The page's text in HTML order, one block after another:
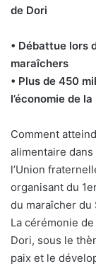
de Dori
• Débattue lors
maraîchers
• Plus de 450
l’économie de
Comment
alimentaire
l’Union
organisant du
du maraîcher du
La cérémonie
Dori, sous le
paix et le